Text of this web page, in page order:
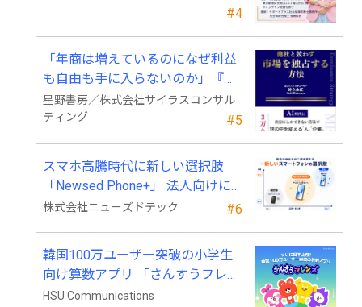
#4
#5
「年商は増えているのになぜ利益
も自由も手に入らないのか」『他
社と競わず 市場を独占する方法』
発売
星野書房／株式会社サイラスコンサル
ティング
#6
スマホ高騰時代に新しい選択肢
「Newsed Phone+」 法人向けに7
月23日から販売開始
株式会社ニューズドテック
韓国100万ユーザー突破の小学生
向け算数アプリ 「さんすうフレン
ズ」、ついに日本上陸!
HSU Communications